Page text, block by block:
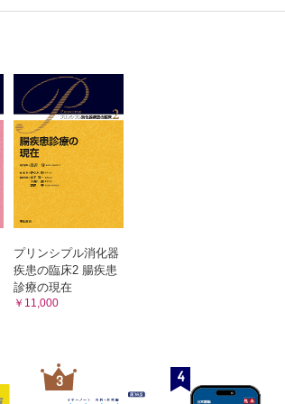
プリンシプル消化器
疾患の臨床2 腸疾患
診療の現在
￥11,000
3 4